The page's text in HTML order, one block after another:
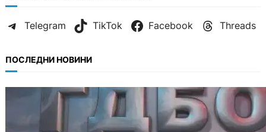
Telegram TikTok Facebook Threads
ПОСЛЕДНИ НОВИНИ
БЕЗ КАТЕГОРИЯ
Наркобарон с мрежа от 14 нелегални
лаборатории е задържан у нас.